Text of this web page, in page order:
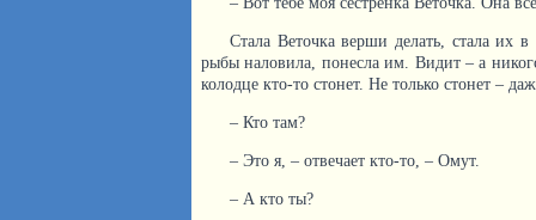
Стала Веточка верши делать, стала их
рыбы наловила, понесла им. Видит – а
колодце кто-то стонет. Не только стонет –
– Кто там?
– Это я, – отвечает кто-то, – Омут.
– А кто ты?